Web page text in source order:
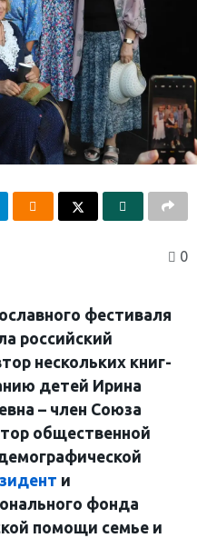
0
фестиваля
российский
нескольких книг-
детей Ирина
– член Союза
общественной
и
фонда
помощи семье и